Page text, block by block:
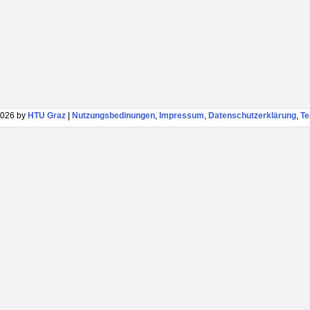
by HTU Graz| Nutzungsbedinungen, Impressum, Datenschutzerklärung,